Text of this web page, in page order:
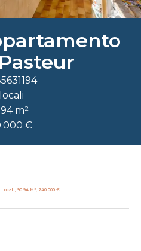
m²
€
90.94 M², 240.000 €